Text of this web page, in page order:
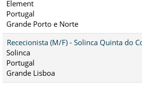
Element
Portugal
Grande Porto e Norte
Rececionista (M/F) - Solinca Quinta do
Solinca
Portugal
Grande Lisboa